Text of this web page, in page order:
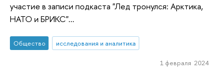
участие в записи подкаста "Лед тронулся: Арктика,
НАТО и БРИКС"...
Общество исследования и аналитика
1 февраля 2024